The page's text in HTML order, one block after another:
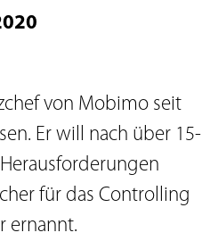
von Mobimo seit
Er will nach über 15-
für das Controlling
ernannt.